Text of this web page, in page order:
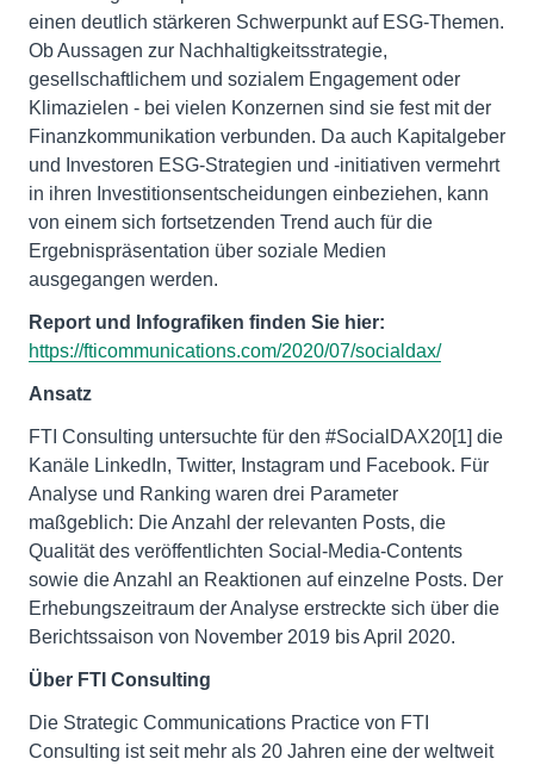
einen deutlich stärkeren Schwerpunkt auf ESG-Themen.
Ob Aussagen zur Nachhaltigkeitsstrategie,
gesellschaftlichem und sozialem Engagement oder
Klimazielen - bei vielen Konzernen sind sie fest mit der
Finanzkommunikation verbunden. Da auch Kapitalgeber
und Investoren ESG-Strategien und -initiativen vermehrt
in ihren Investitionsentscheidungen einbeziehen, kann
von einem sich fortsetzenden Trend auch für die
Ergebnispräsentation über soziale Medien
ausgegangen werden.
Report und Infografiken finden Sie hier:
https://fticommunications.com/2020/07/socialdax/
Ansatz
FTI Consulting untersuchte für den #SocialDAX20[1] die
Kanäle LinkedIn, Twitter, Instagram und Facebook. Für
Analyse und Ranking waren drei Parameter
maßgeblich: Die Anzahl der relevanten Posts, die
Qualität des veröffentlichten Social-Media-Contents
sowie die Anzahl an Reaktionen auf einzelne Posts. Der
Erhebungszeitraum der Analyse erstreckte sich über die
Berichtssaison von November 2019 bis April 2020.
Über FTI Consulting
Die Strategic Communications Practice von FTI
Consulting ist seit mehr als 20 Jahren eine der weltweit